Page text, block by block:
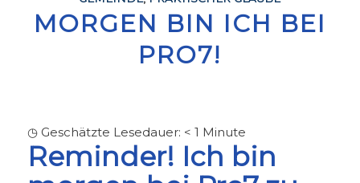
MORGEN BIN ICH BEI
PRO7!
◷ Geschätzte Lesedauer: < 1 Minute
Reminder! Ich bin